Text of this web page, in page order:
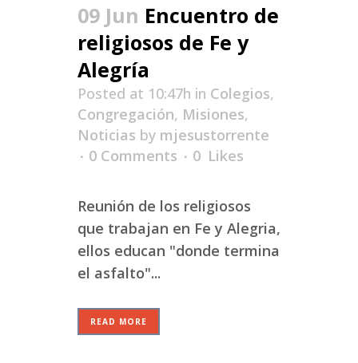
09 Jun Encuentro de
religiosos de Fe y
Alegría
Posted at 10:47h in Colegios,
Congregación, Misiones,
Noticias by mjesustorrente
0 Comments
0 Likes
Reunión de los religiosos
que trabajan en Fe y Alegria,
ellos educan "donde termina
el asfalto"...
READ MORE